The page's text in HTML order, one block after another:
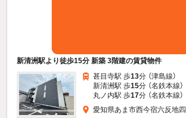
新清洲駅より徒歩15分 新築 3階建の賃貸物件
甚目寺駅 歩13分 （津島線）
新清洲駅 歩15分 （名鉄本線）
丸ノ内駅 歩17分 （名鉄本線）
愛知県あま市西今宿六反地四